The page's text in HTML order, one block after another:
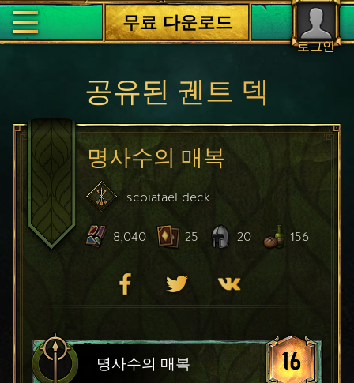
로그인
무료 다운로드
공유된 궨트 덱
명사수의 매복
scoiatael deck
8,040 25 20 156
명사수의 매복 16